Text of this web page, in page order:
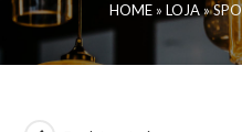
HOME» LOJA»